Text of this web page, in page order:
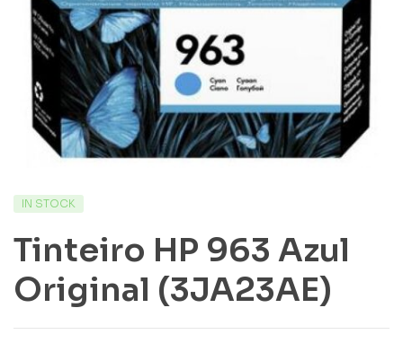
IN STOCK
Tinteiro HP 963 Azul
Original (3JA23AE)